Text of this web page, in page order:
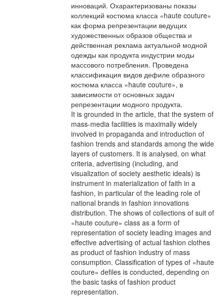
инноваций. Охарактеризованы показы
коллекций костюма класса «haute couture»
как форма репрезентации ведущих
художественных образов общества и
действенная реклама актуальной модной
одежды как продукта индустрии моды
массового потребления. Проведена
классификация видов дефиле образного
костюма класса «haute couture», в
зависимости от основных задач
репрезентации модного продукта.
It is grounded in the article, that the system of
mass-media facilities is maximally widely
involved in propaganda and introduction of
fashion trends and standards among the wide
layers of customers. It is analysed, on what
criteria, advertising (including, and
visualization of society aesthetic ideals) is
instrument in materialization of faith in a
fashion, in particular of the leading role of
national brands in fashion innovations
distribution. The shows of collections of suit of
«haute couture» class as a form of
representation of society leading images and
effective advertising of actual fashion clothes
as product of fashion industry of mass
consumption. Classification of types of «haute
couture» defiles is conducted, depending on
the basic tasks of fashion product
representation.